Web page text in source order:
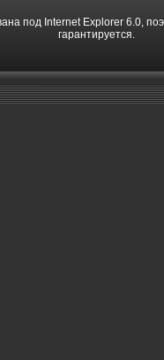
под Internet Explorer 6.0,
гарантируется.